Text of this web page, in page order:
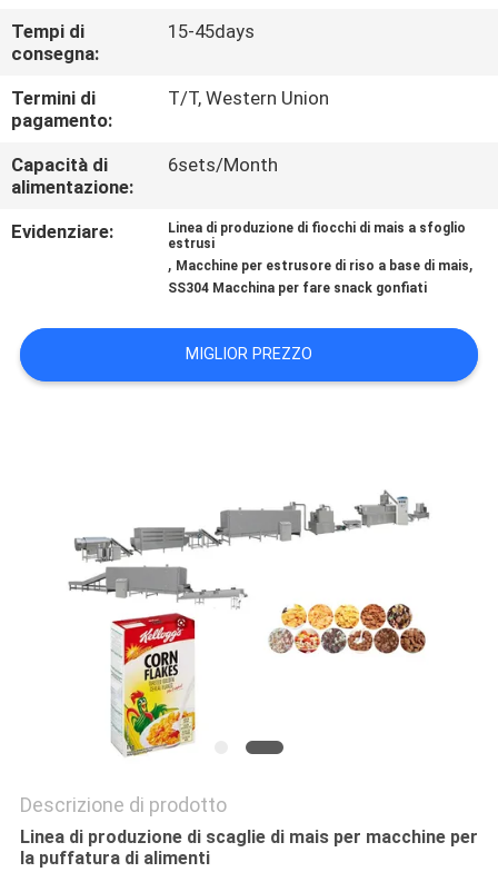
CONTATTICI
NOTIZIE
CASI
SITO
Tempi di
consegna:
15-45days
Termini di
pagamento:
T/T, Western Union
Capacità di
alimentazione:
6sets/Month
Evidenziare:
Linea di produzione di fiocchi di mais a sfoglio
estrusi
, Macchine per estrusore di riso a base di mais,
SS304 Macchina per fare snack gonfiati
MIGLIOR PREZZO
Descrizione di prodotto
Linea di produzione di scaglie di mais per macchine per
la puffatura di alimenti